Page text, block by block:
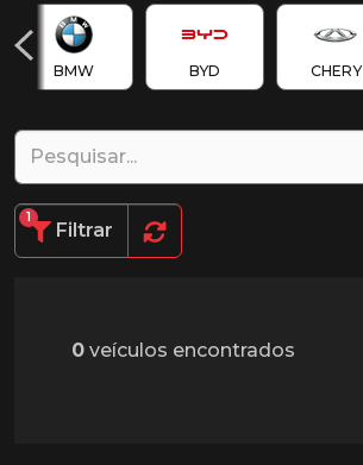
BMW BYD CHERY
Filtrar
1
0 veículos encontrados